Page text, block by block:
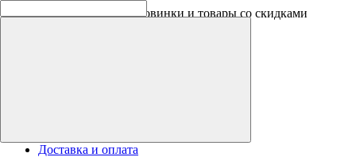
Скидки на новинки до -30%
Доставка и оплата